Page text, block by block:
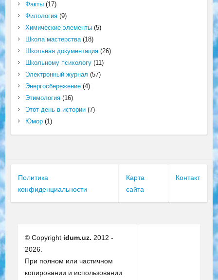
Факты(17)
Филология(9)
Химические элементы(5)
Школа мастерства(18)
Школьная документация(26)
Школьному психологу(11)
Электронный журнал (57)
Энергосбережение(4)
Этимология(16)
Этот день в истории(7)
Юмор(1)
Политика
конфиденциальности
Карта
сайта
Контакт
© Copyright idum.uz. 2012 -
2026.
При полном или частичном
копировании и использовании